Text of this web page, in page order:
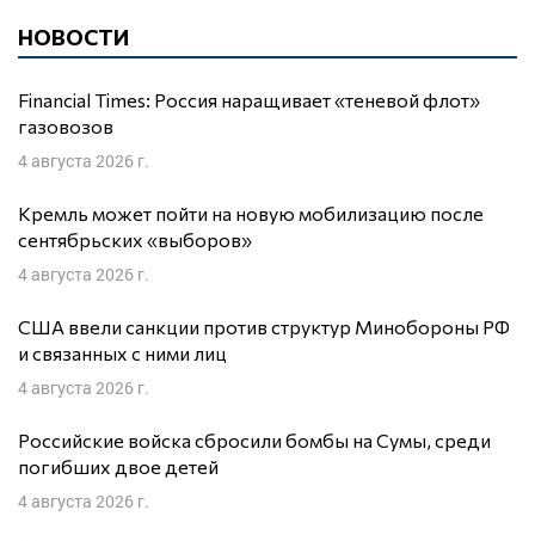
НОВОСТИ
Financial Times: Россия наращивает «теневой флот»
газовозов
4 августа 2026 г.
Кремль может пойти на новую мобилизацию после
сентябрьских «выборов»
4 августа 2026 г.
США ввели санкции против структур Минобороны РФ
и связанных с ними лиц
4 августа 2026 г.
Российские войска сбросили бомбы на Сумы, среди
погибших двое детей
4 августа 2026 г.